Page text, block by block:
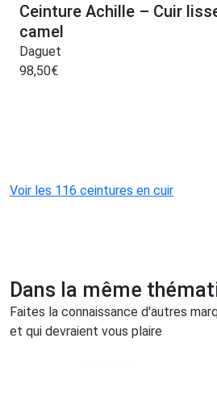
Ceinture Achille – Cuir
camel
Daguet
98,50€
Voir les 116 ceintures en cuir
Dans la même
Faites la connaissance d'autres
et qui devraient vous plaire